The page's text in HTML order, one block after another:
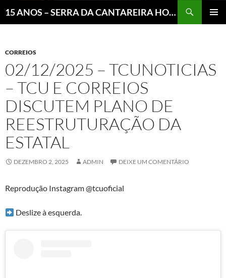
15 ANOS – SERRA DA CANTAREIRA HOJE E COTIDIANO DO BRASIL E DO MUNDO
CORREIOS
02/12/2025 – TCUNOTICIAS
– TCU E CORREIOS
DISCUTEM PLANO DE
REESTRUTURAÇÃO DA
ESTATAL
DEZEMBRO 2, 2025 ADMIN DEIXE UM COMENTÁRIO
Reprodução Instagram @tcuoficial
Deslize à esquerda.